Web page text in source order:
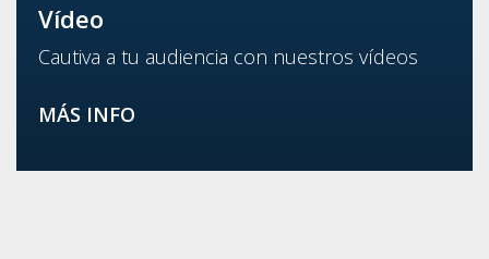
Vídeo
Cautiva a tu audiencia con nuestros vídeos
MÁS INFO